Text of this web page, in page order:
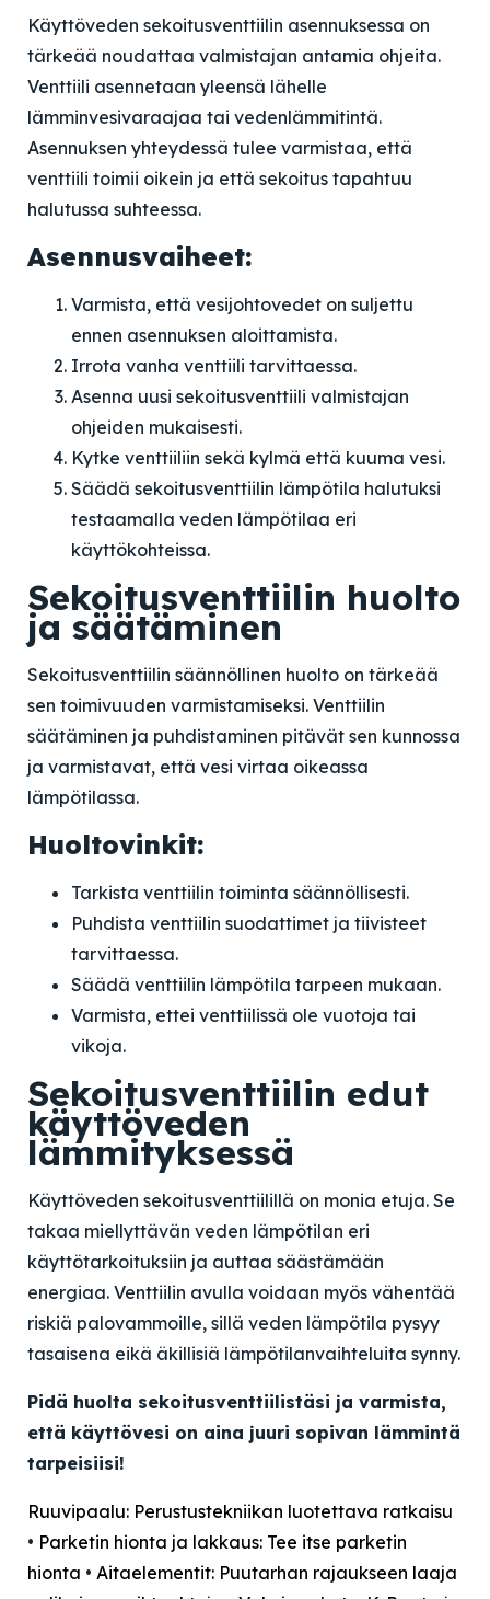
Käyttöveden sekoitusventtiilin asennuksessa on
tärkeää noudattaa valmistajan antamia ohjeita.
Venttiili asennetaan yleensä lähelle
lämminvesivaraajaa tai vedenlämmitintä.
Asennuksen yhteydessä tulee varmistaa, että
venttiili toimii oikein ja että sekoitus tapahtuu
halutussa suhteessa.
Asennusvaiheet:
Varmista, että vesijohtovedet on suljettu
ennen asennuksen aloittamista.
Irrota vanha venttiili tarvittaessa.
Asenna uusi sekoitusventtiili valmistajan
ohjeiden mukaisesti.
Kytke venttiiliin sekä kylmä että kuuma vesi.
Säädä sekoitusventtiilin lämpötila halutuksi
testaamalla veden lämpötilaa eri
käyttökohteissa.
Sekoitusventtiilin huolto
ja säätäminen
Sekoitusventtiilin säännöllinen huolto on tärkeää
sen toimivuuden varmistamiseksi. Venttiilin
säätäminen ja puhdistaminen pitävät sen kunnossa
ja varmistavat, että vesi virtaa oikeassa
lämpötilassa.
Huoltovinkit:
Tarkista venttiilin toiminta säännöllisesti.
Puhdista venttiilin suodattimet ja tiivisteet
tarvittaessa.
Säädä venttiilin lämpötila tarpeen mukaan.
Varmista, ettei venttiilissä ole vuotoja tai
vikoja.
Sekoitusventtiilin edut
käyttöveden
lämmityksessä
Käyttöveden sekoitusventtiilillä on monia etuja. Se
takaa miellyttävän veden lämpötilan eri
käyttötarkoituksiin ja auttaa säästämään
energiaa. Venttiilin avulla voidaan myös vähentää
riskiä palovammoille, sillä veden lämpötila pysyy
tasaisena eikä äkillisiä lämpötilanvaihteluita synny.
Pidä huolta sekoitusventtiilistäsi ja varmista,
että käyttövesi on aina juuri sopivan lämmintä
tarpeisiisi!
Ruuvipaalu: Perustustekniikan luotettava ratkaisu
• Parketin hionta ja lakkaus: Tee itse parketin
hionta • Aitaelementit: Puutarhan rajaukseen laaja